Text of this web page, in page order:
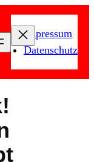
Impressum
Datenschutz